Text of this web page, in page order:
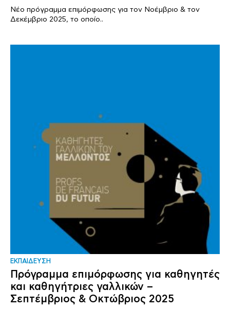
Νέο πρόγραμμα επιμόρφωσης για τον Νοέμβριο & τον
Δεκέμβριο 2025, το οποίο..
ΕΚΠΑΙΔΕΥΣΗ
Πρόγραμμα επιμόρφωσης για καθηγητές
και καθηγήτριες γαλλικών –
Σεπτέμβριος & Οκτώβριος 2025